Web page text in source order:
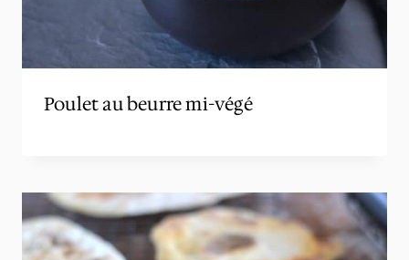
Poulet au beurre mi-végé